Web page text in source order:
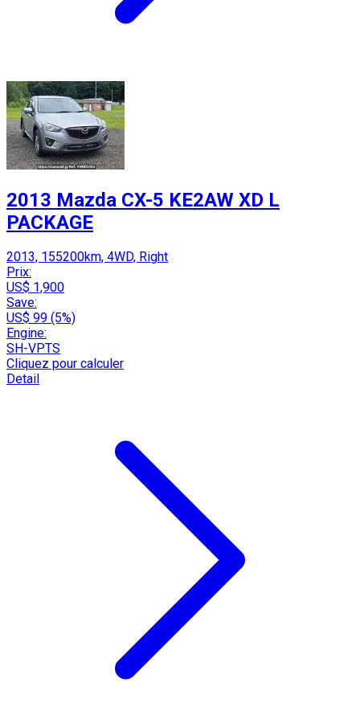
2013 Mazda CX-5 KE2AW XD L
PACKAGE
2013, 155200km, 4WD, Right
Prix:
US$ 1,900
Save:
US$ 99 (5%)
Engine:
SH-VPTS
Cliquez pour calculer
Detail